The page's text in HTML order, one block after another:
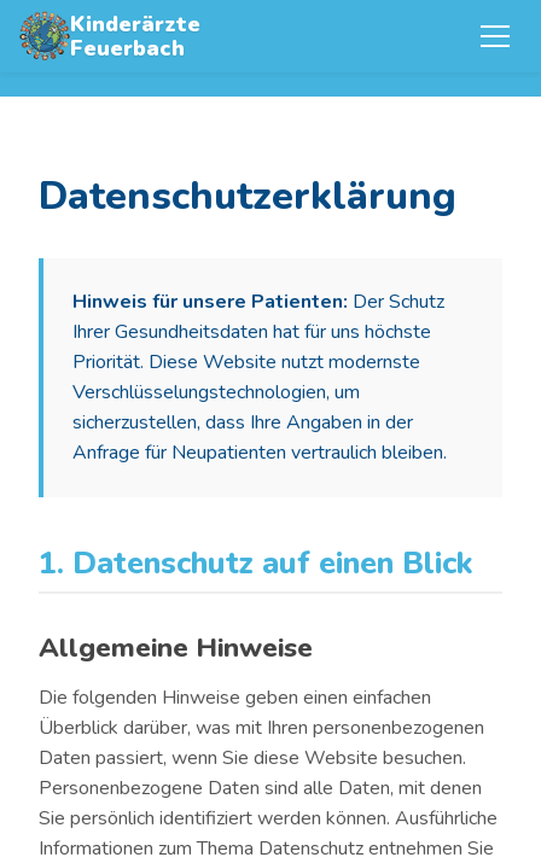
Kinderärzte
Feuerbach
Datenschutzerklärung
Hinweis für unsere Patienten: Der Schutz
Ihrer Gesundheitsdaten hat für uns höchste
Priorität. Diese Website nutzt modernste
Verschlüsselungstechnologien, um
sicherzustellen, dass Ihre Angaben in der
Anfrage für Neupatienten vertraulich bleiben.
1. Datenschutz auf einen Blick
Allgemeine Hinweise
Die folgenden Hinweise geben einen einfachen
Überblick darüber, was mit Ihren personenbezogenen
Daten passiert, wenn Sie diese Website besuchen.
Personenbezogene Daten sind alle Daten, mit denen
Sie persönlich identifiziert werden können. Ausführliche
Informationen zum Thema Datenschutz entnehmen Sie